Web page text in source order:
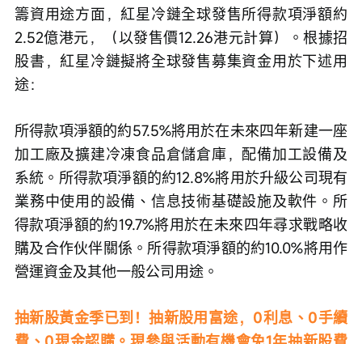
籌資用途方面，紅星冷鏈全球發售所得款項淨額約
2.52億港元，（以發售價12.26港元計算）。根據招
股書，紅星冷鏈擬將全球發售募集資金用於下述用
途：
所得款項淨額的約57.5%將用於在未來四年新建一座
加工廠及擴建冷凍食品倉儲倉庫，配備加工設備及
系統。所得款項淨額的約12.8%將用於升級公司現有
業務中使用的設備、信息技術基礎設施及軟件。所
得款項淨額的約19.7%將用於在未來四年尋求戰略收
購及合作伙伴關係。所得款項淨額的約10.0%將用作
營運資金及其他一般公司用途。
抽新股黃金季已到！抽新股用富途，0利息、0手續